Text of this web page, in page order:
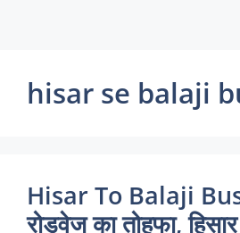
hisar se balaji
Hisar To Balaji Bus
रोडवेज का तोहफा,